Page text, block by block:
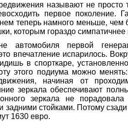
называют не просто
первое поколение.
теперь намного меньше, чем
которым гораздо симпатичнее
автомобиля первой
впечатление испарилось.
в спорткаре,
этого подиума можно менять:
начиная от
зеркала обеспечивают
зеркала не
стойками. Потому
1630 евро.